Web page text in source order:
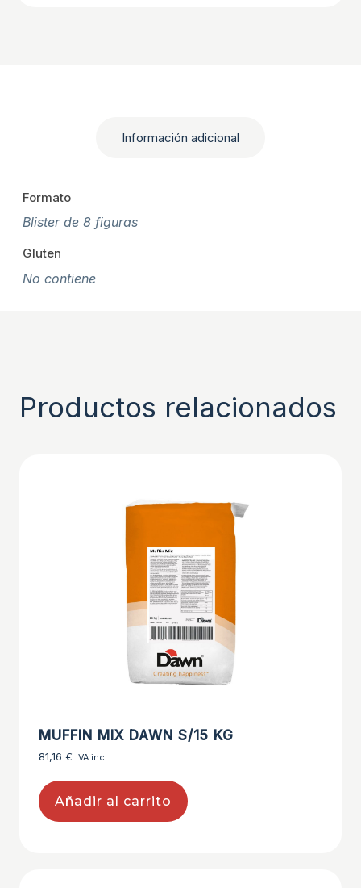
Información adicional
Formato
Blister de 8 figuras
Gluten
No contiene
Productos relacionados
MUFFIN MIX DAWN S/15 KG
81,16 € IVA inc.
Añadir al carrito